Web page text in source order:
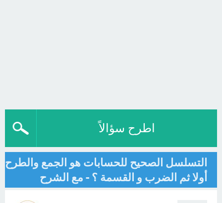
اطرح سؤالاً
التسلسل الصحيح للحسابات هو الجمع والطرح
أولا ثم الضرب و القسمة ؟ - مع الشرح